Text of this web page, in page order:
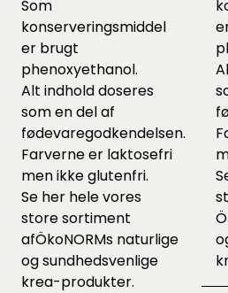
Som
konserveringsmiddel
er brugt
phenoxyethanol.
Alt indhold doseres
som en del af
fødevaregodkendelsen.
Farverne er laktosefri
men ikke glutenfri.
Se her hele vores
store sortiment
afÖkoNORMs naturlige
og sundhedsvenlige
krea-produkter.